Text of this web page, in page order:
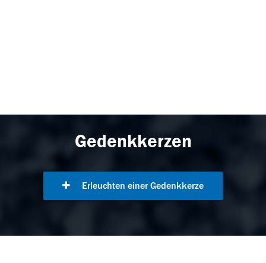
Gedenkkerzen
Erleuchten einer Gedenkkerze